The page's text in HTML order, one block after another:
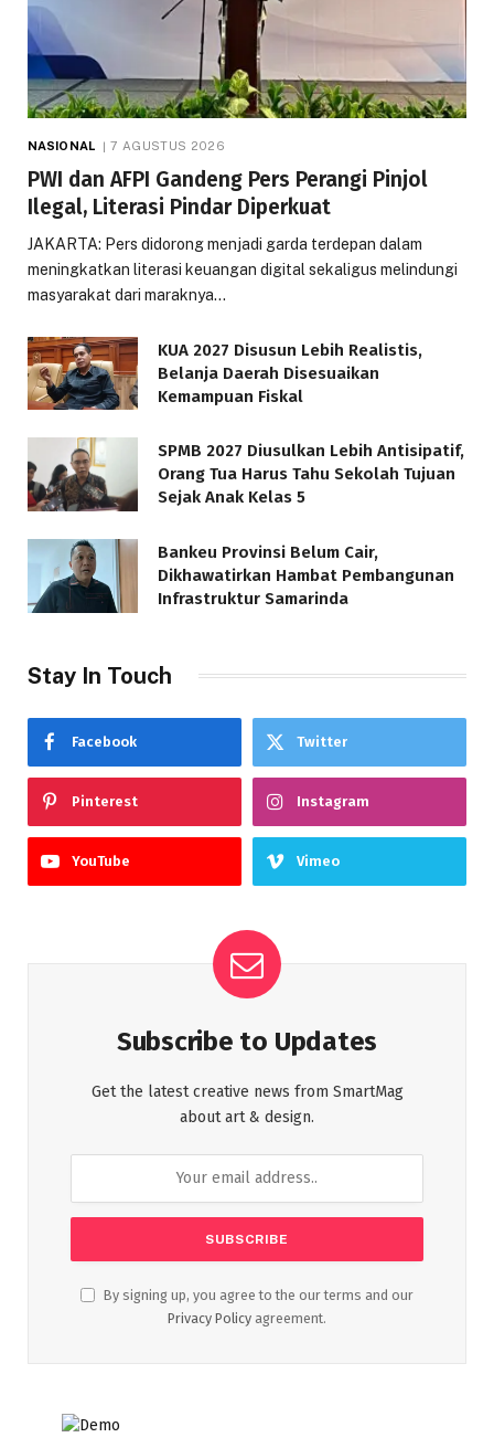
NASIONAL 7 AGUSTUS 2026
PWI dan AFPI Gandeng Pers Perangi Pinjol
Ilegal, Literasi Pindar Diperkuat
JAKARTA: Pers didorong menjadi garda terdepan dalam
meningkatkan literasi keuangan digital sekaligus melindungi
masyarakat dari maraknya…
KUA 2027 Disusun Lebih Realistis,
Belanja Daerah Disesuaikan
Kemampuan Fiskal
SPMB 2027 Diusulkan Lebih Antisipatif,
Orang Tua Harus Tahu Sekolah Tujuan
Sejak Anak Kelas 5
Bankeu Provinsi Belum Cair,
Dikhawatirkan Hambat Pembangunan
Infrastruktur Samarinda
Stay In Touch
Facebook Twitter
Pinterest Instagram
YouTube Vimeo
Subscribe to Updates
Get the latest creative news from SmartMag
about art & design.
By signing up, you agree to the our terms and our
Privacy Policy agreement.